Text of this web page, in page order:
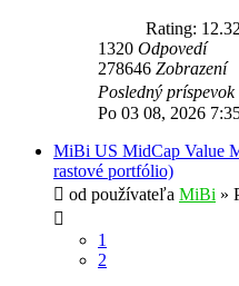
Rating:
1320 Odpovedí
278646 Zobrazení
Posledný príspevok
Po 03 08, 2026
MiBi US MidCap Value
rastové portfólio)
od používateľa MiBi »
1
2